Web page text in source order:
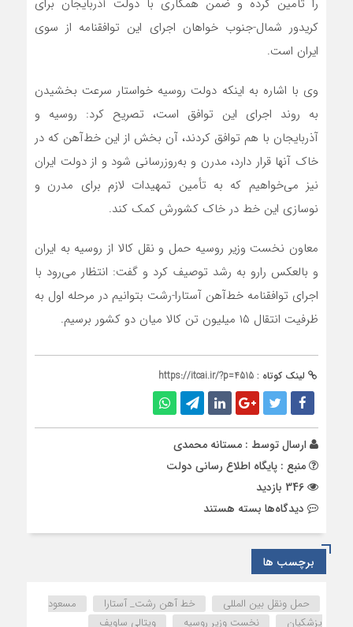
را تأمین کرده و ضمن همکاری با دولت آذربایجان برای
کریدور شمال-جنوب خواهان اجرای این توافقنامه از سوی
ایران است.
وی با اشاره به اینکه دولت روسیه خواستار سرعت بخشیدن
به روند اجرای این توافق است، تصریح کرد: روسیه و
آذربایجان با هم توافق کردند، آن بخش از این خط‌آهن که در
خاک آنها قرار دارد، مدرن و به‌روزرسانی شود و از دولت ایران
نیز می‌خواهیم که به تأمین تمهیدات لازم برای مدرن و
نوسازی این خط در خاک کشورش کمک کند.
معاون نخست وزیر روسیه حمل و نقل کالا از روسیه به ایران
و بالعکس رارو به رشد توصیف کرد و گفت: انتظار می‌رود با
اجرای توافقنامه خط‌آهن آستارا-رشت بتوانیم در مرحله اول به
ظرفیت انتقال ۱۵ میلیون تن کالا میان دو کشور برسیم.
لینک کوتاه : https://itcai.ir/?p=4515
ارسال توسط : مستانه محمدی
منبع : پایگاه اطلاع رسانی دولت
دیدگاه‌ها برای
برای
تکمیل
راهگذر
بسته هستند
برچسب ها
حمل ونقل بین المللی خط آهن رشت_ آستارا
مسعود
پزشکیان
نخست وزیر روسیه ویتالی ساویف